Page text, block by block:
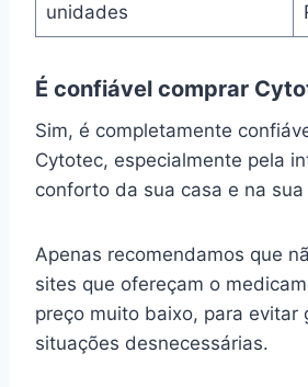
unidades
É confiável comprar
Sim, é completamente
Cytotec, especialmente pela
conforto da sua casa e na
Apenas recomendamos que
sites que ofereçam o
preço muito baixo, para evitar
situações desnecessárias.